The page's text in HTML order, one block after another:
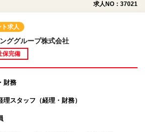
求人NO：37021
ト求人
ググループ株式会社
保完備
財務
理スタッフ（経理・財務）